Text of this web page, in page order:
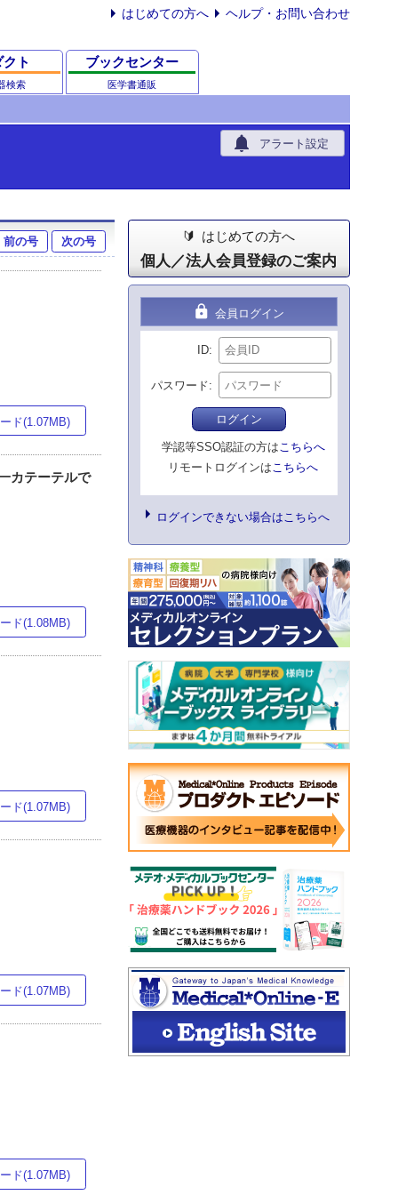
はじめての方へ ヘルプ・お問い合わせ
ト
検索
ブックセンター
医学書通販
notifications アラート設定
前の号 次の号
ド(1.07MB)
カテーテルで
ド(1.08MB)
ド(1.07MB)
ド(1.07MB)
ド(1.07MB)
はじめての方へ
個人／法人会員登録のご案内
lock 会員ログイン
ID
パスワード
ログイン
学認等SSO認証の方はこちらへ
リモートログインはこちらへ
ログインできない場合はこちらへ